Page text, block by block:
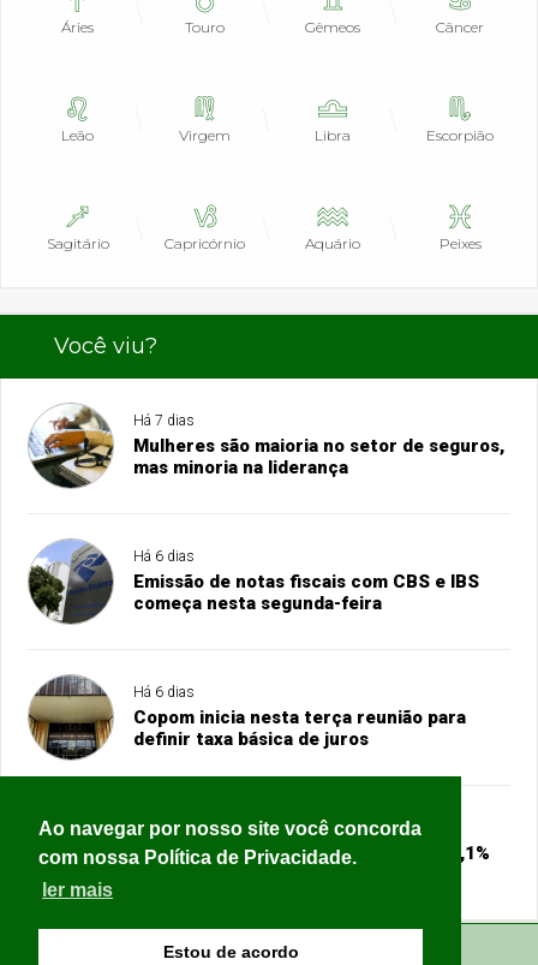
Ao navegar por nosso site você concorda
com nossa Política de Privacidade.
ler mais
Estou de acordo
Áries Touro Gêmeos Câncer
Leão Virgem Libra Escorpião
Sagitário Capricórnio Aquário Peixes
Você viu?
Há 7 dias
Mulheres são maioria no setor de seguros,
mas minoria na liderança
Há 6 dias
Emissão de notas fiscais com CBS e IBS
começa nesta segunda-feira
Há 6 dias
Copom inicia nesta terça reunião para
definir taxa básica de juros
Há 6 dias
Ajuda internacional sofre corte de 23,1%